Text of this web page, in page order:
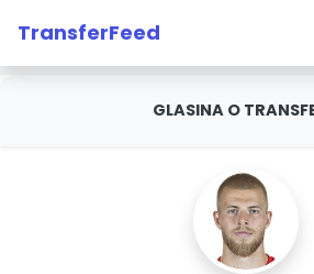
TransferFeed
GLASINA O